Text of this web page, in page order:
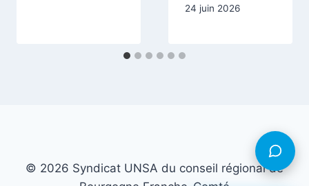
24 juin 2026
© 2026 Syndicat UNSA du conseil régional de